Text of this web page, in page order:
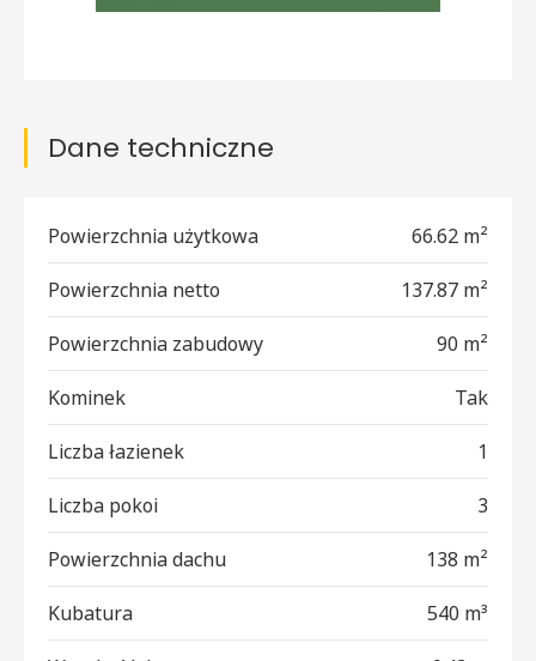
Dane techniczne
Powierzchnia użytkowa 66.62 m²
Powierzchnia netto 137.87 m²
Powierzchnia zabudowy 90 m²
Kominek Tak
Liczba łazienek 1
Liczba pokoi 3
Powierzchnia dachu 138 m²
Kubatura 540 m³